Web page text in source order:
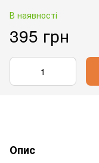
В наявності
395 грн
Опис